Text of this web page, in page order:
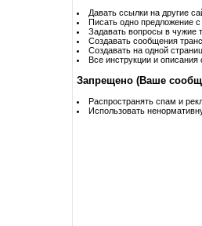
Давать ссылки на другие
Писать одно предложение
Задавать вопросы в чужие
Создавать сообщения
Создавать на одной
Все инструкции и описания
Запрещено (Ваше
Распространять спам и
Использовать